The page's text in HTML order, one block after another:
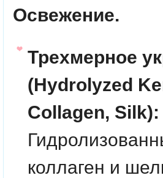
Освежение.
Трехмерное
(Hydrolyzed
Collagen, Silk):
коллаген и